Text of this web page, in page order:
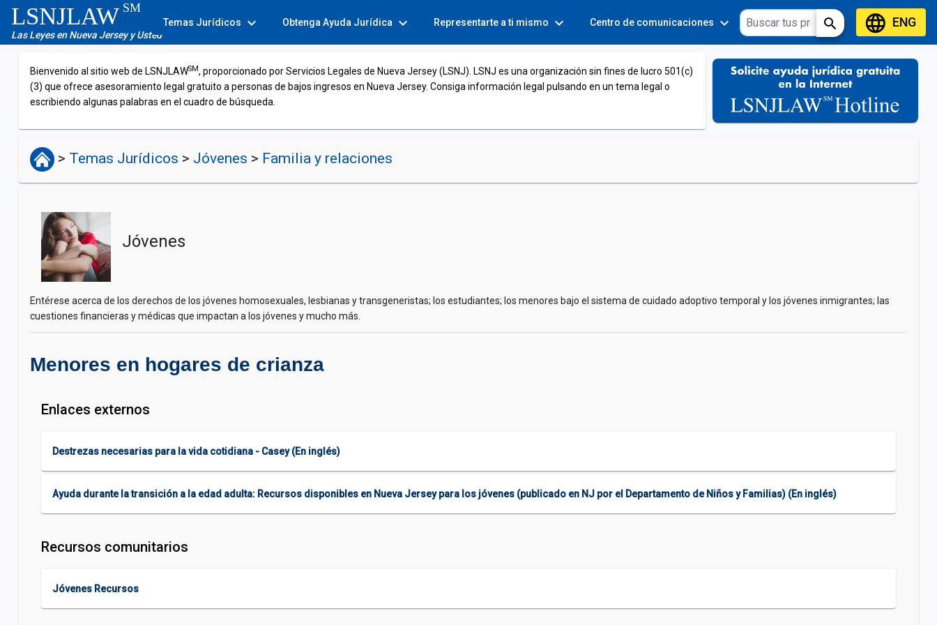
LSNJLAW SM
Las Leyes en Nueva Jersey y Usted
Temas Jurídicos expand_more Obtenga Ayuda Jurídica expand_more Representarte a ti mismo expand_more Centro de comunicaciones expand_more Toolsexpand_more search languageENG
Bienvenido al sitio web de LSNJLAWSM, proporcionado por Servicios Legales de Nueva Jersey (LSNJ). LSNJ es una organización sin fines de lucro 501(c)
(3) que ofrece asesoramiento legal gratuito a personas de bajos ingresos en Nueva Jersey. Consiga información legal pulsando en un tema legal o
escribiendo algunas palabras en el cuadro de búsqueda.
> Temas Jurídicos > Jóvenes > Familia y relaciones
Jóvenes
Entérese acerca de los derechos de los jóvenes homosexuales, lesbianas y transgeneristas; los estudiantes; los menores bajo el sistema de cuidado adoptivo temporal y los jóvenes inmigrantes; las
cuestiones financieras y médicas que impactan a los jóvenes y mucho más.
Menores en hogares de crianza
Enlaces externos
Destrezas necesarias para la vida cotidiana - Casey (En inglés)
Ayuda durante la transición a la edad adulta: Recursos disponibles en Nueva Jersey para los jóvenes (publicado en NJ por el Departamento de Niños y Familias) (En inglés)
Recursos comunitarios
Jóvenes Recursos